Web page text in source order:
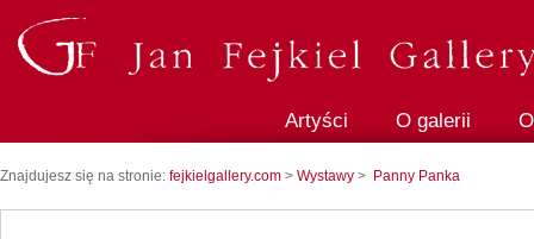
Artyści O galerii
Znajdujesz się na stronie: fejkielgallery.com > Wystawy > Panny Panka